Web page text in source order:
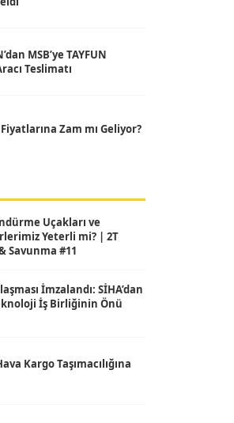
MSB’ye TAYFUN
Teslimatı
Zam mı Geliyor?
Uçakları ve
Yeterli mi? | 2T
Savunma #11
İmzalandı: SİHA’dan
İş Birliğinin Önü
Kargo Taşımacılığına